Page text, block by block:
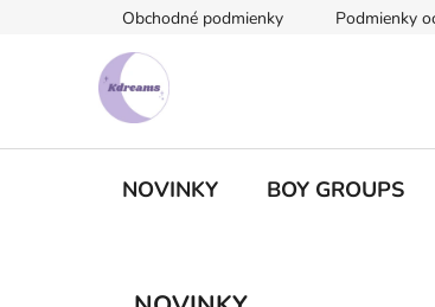
Obchodné podmienky Podmienky
NOVINKY BOY GROUPS
Preskočiť